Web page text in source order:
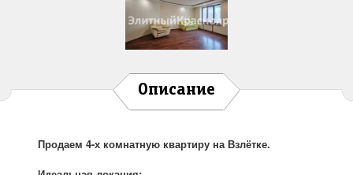
Описание
Продаем 4-х комнатную квартиру на Взлётке.